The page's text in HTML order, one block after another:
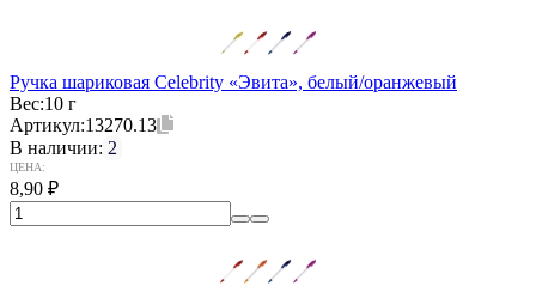
Ручка шариковая Celebrity «Эвита», белый/оранжевый
Вес:10 г
Артикул:13270.13
В наличии: 2
ЦЕНА:
8,90 ₽